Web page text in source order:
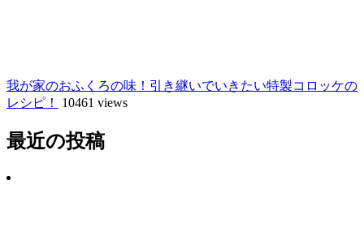
我が家のおふくろの味！引き継いでいきたい特製コロッケの
レシピ！
10461 views
最近の投稿